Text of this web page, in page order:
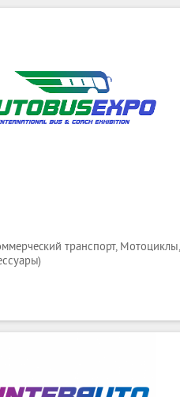
транспорт, Мотоциклы,